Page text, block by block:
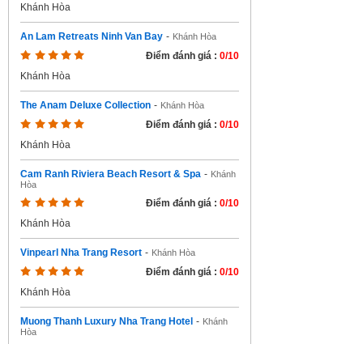
Khánh Hòa
An Lam Retreats Ninh Van Bay - Khánh Hòa
Điểm đánh giá : 0/10
Khánh Hòa
The Anam Deluxe Collection - Khánh Hòa
Điểm đánh giá : 0/10
Khánh Hòa
Cam Ranh Riviera Beach Resort & Spa - Khánh
Hòa
Điểm đánh giá : 0/10
Khánh Hòa
Vinpearl Nha Trang Resort - Khánh Hòa
Điểm đánh giá : 0/10
Khánh Hòa
Muong Thanh Luxury Nha Trang Hotel - Khánh
Hòa